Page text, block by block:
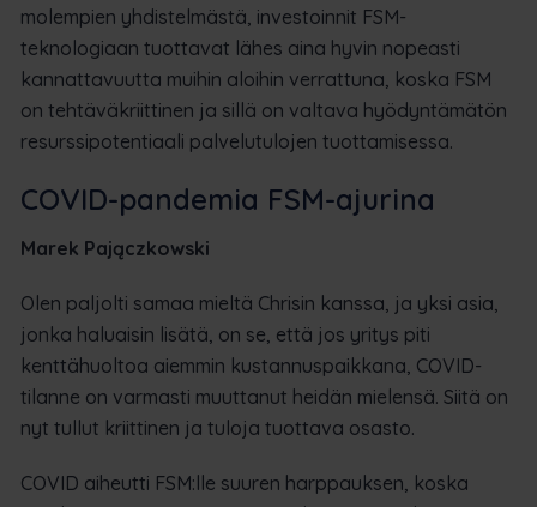
molempien yhdistelmästä, investoinnit FSM-
teknologiaan tuottavat lähes aina hyvin nopeasti
kannattavuutta muihin aloihin verrattuna, koska FSM
on tehtäväkriittinen ja sillä on valtava hyödyntämätön
resurssipotentiaali palvelutulojen tuottamisessa.
COVID-pandemia FSM-ajurina
Marek Pajączkowski
Olen paljolti samaa mieltä Chrisin kanssa, ja yksi asia,
jonka haluaisin lisätä, on se, että jos yritys piti
kenttähuoltoa aiemmin kustannuspaikkana, COVID-
tilanne on varmasti muuttanut heidän mielensä. Siitä on
nyt tullut kriittinen ja tuloja tuottava osasto.
COVID aiheutti FSM:lle suuren harppauksen, koska